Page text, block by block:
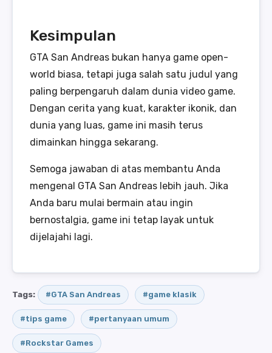
Kesimpulan
GTA San Andreas bukan hanya game open-
world biasa, tetapi juga salah satu judul yang
paling berpengaruh dalam dunia video game.
Dengan cerita yang kuat, karakter ikonik, dan
dunia yang luas, game ini masih terus
dimainkan hingga sekarang.
Semoga jawaban di atas membantu Anda
mengenal GTA San Andreas lebih jauh. Jika
Anda baru mulai bermain atau ingin
bernostalgia, game ini tetap layak untuk
dijelajahi lagi.
Tags: #GTA San Andreas #game klasik
#tips game #pertanyaan umum
#Rockstar Games